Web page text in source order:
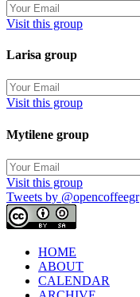
Visit this group
Larisa group
Visit this group
Mytilene group
Visit this group
Tweets by @opencoffeegr
HOME
ABOUT
CALENDAR